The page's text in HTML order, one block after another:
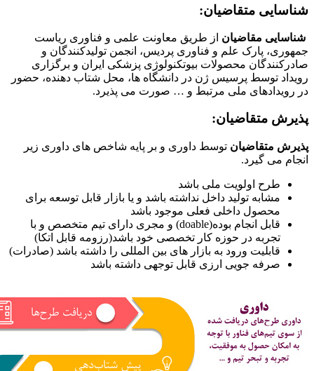
شناسایی متقاضیان:
شناسایی مقاضیان از طریق معاونت علمی و فناوری ریاست
جمهوری، پارک علم و فناوری پردیس، انجمن تولیدکنندگان و
صادرکنندگان محصولات بیوتکنولوژی پزشکی ایران و برگزاری
رویداد توسط پرسیس ژن در دانشگاه ها، محل شتاب دهنده، حضور
در رویدادهای ملی مرتبط و … صورت می پذیرد.
پذیرش متقاضیان:
پذیرش متقاضیان توسط داوری و بر پایه شاخص های داوری زیر
انجام می گیرد.
طرح اولویت ملی باشد
مشابه تولید داخل نداشته باشد و یا بازار قابل توسعه برای
محصول داخلی فعلی موجود باشد
قابل انجام بوده(doable) و مجری دارای تیم متخصص و با
تجربه در حوزه کار تخصصی خود باشد(رزومه قابل اتکا)
قابلیت ورود به بازار های بین المللی را داشته باشد (صادرات)
صرفه جویی ارزی قابل توجهی داشته باشد